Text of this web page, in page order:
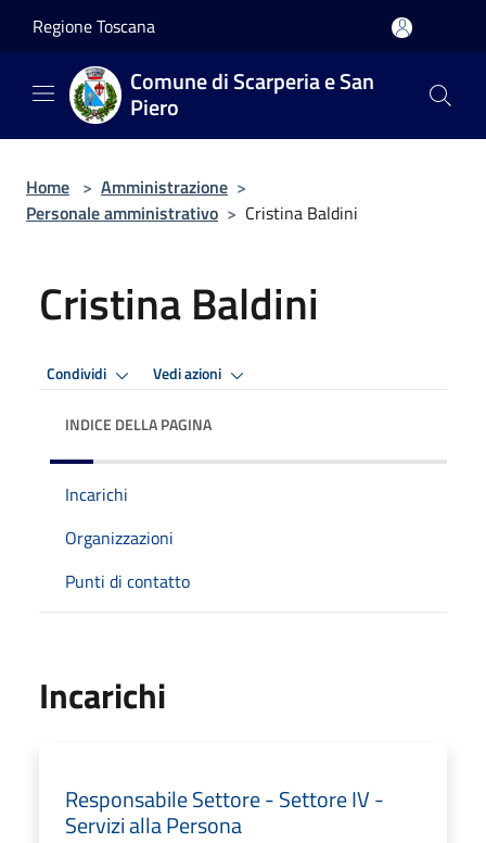
Regione Toscana
Comune di Scarperia e San
Piero
Home > Amministrazione >
Personale amministrativo > Cristina Baldini
Cristina Baldini
Condividi Vedi azioni
INDICE DELLA PAGINA
Incarichi
Organizzazioni
Punti di contatto
Incarichi
Responsabile Settore - Settore IV -
Servizi alla Persona